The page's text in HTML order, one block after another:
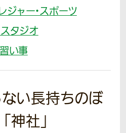
ジャー・スポーツ
スタジオ
い事
ない長持ちのぼ
神社」